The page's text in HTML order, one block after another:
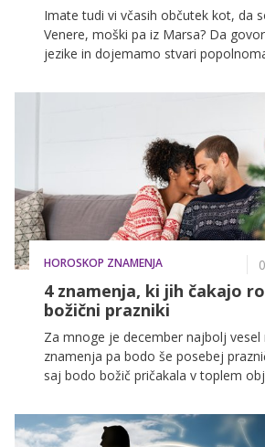
Imate tudi vi včasih občutek kot, da
Venere, moški pa iz Marsa? Da
jezike in dojemamo stvari
HOROSKOP ZNAMENJA
4 znamenja, ki jih čakajo
božični prazniki
Za mnoge je december najbolj vesel
znamenja pa bodo še posebej
saj bodo božič pričakala v toplem